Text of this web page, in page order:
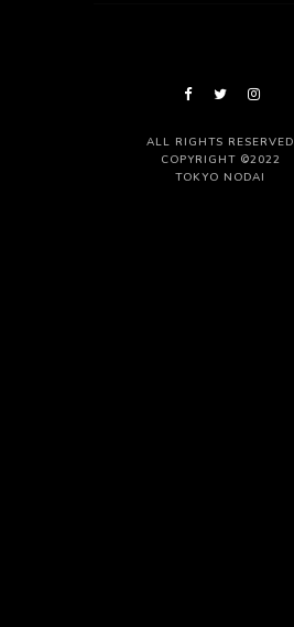
ALL RIGHTS RESERVED
COPYRIGHT ©2022
TOKYO NODAI